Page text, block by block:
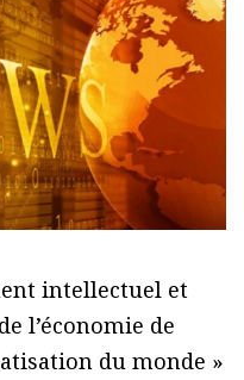
intellectuel et
l’économie de
du monde »